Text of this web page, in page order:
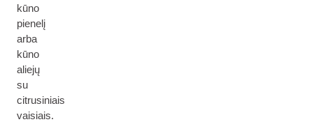
kūno
pienelį
arba
kūno
aliejų
su
citrusiniais
vaisiais.